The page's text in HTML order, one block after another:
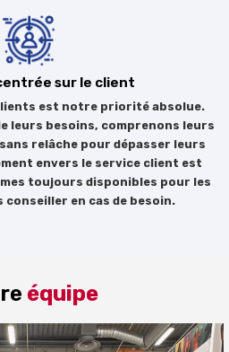
sur le client
est notre priorité absolue.
leurs besoins, comprenons leurs
relâche pour dépasser leurs
envers le service client est
toujours disponibles pour les
conseiller en cas de besoin.
équipe